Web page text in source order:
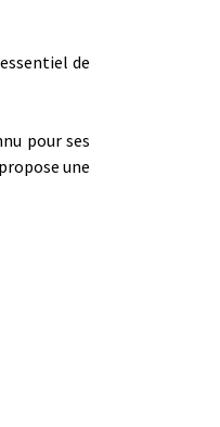
de
pour ses
une